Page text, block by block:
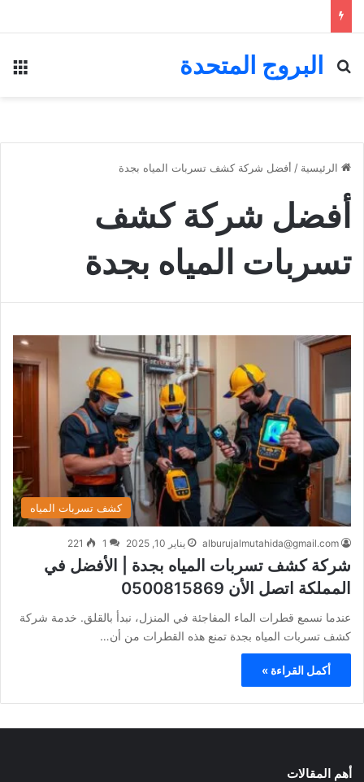
البروج المتحدة
بحث عن
الرئيسية / أفضل شركة كشف تسربات المياه بجدة
أفضل شركة كشف
تسربات المياه بجدة
كشف تسربات المياه
alburujalmutahida@gmail.com يناير 10, 2025 1
221
شركة كشف تسربات المياه بجدة | الأفضل في
المملكة اتصل الأن 0500815869
عندما نسمع قطرات الماء المفاجئة في المنزل، نبدأ بالقلق. خدمة شركة
كشف تسربات المياه بجدة تمنع هذه القطرات من أن…
أكمل القراءة »
أهم المقالات